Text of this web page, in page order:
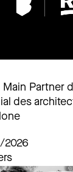
Main Partner
des
2026